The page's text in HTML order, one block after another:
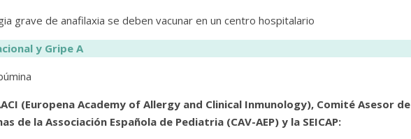
grave de anafilaxia se deben vacunar en un centro hospitalario
y Gripe A
(Europena Academy of Allergy and Clinical Inmunology), Comité Asesor de
de la Associación Española de Pediatria (CAV-AEP) y la SEICAP: